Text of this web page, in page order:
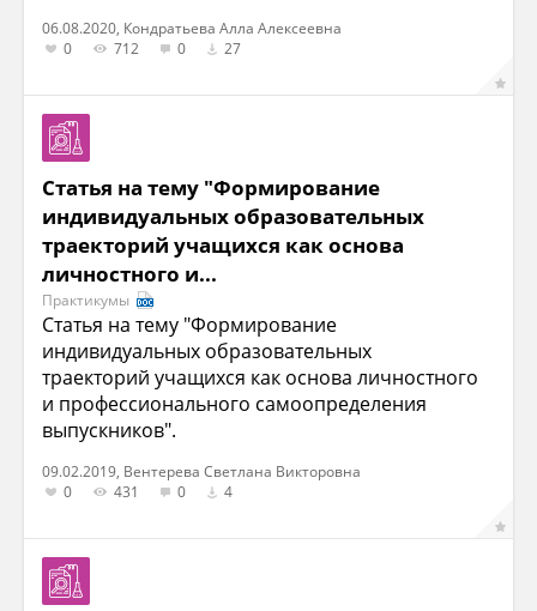
06.08.2020, Кондратьева Алла Алексеевна
0
712 0 27
Статья на тему "Формирование
индивидуальных образовательных
траекторий учащихся как основа
личностного и...
Практикумы
Статья на тему "Формирование
индивидуальных образовательных
траекторий учащихся как основа личностного
и профессионального самоопределения
выпускников".
09.02.2019, Вентерева Светлана Викторовна
0
431 0 4